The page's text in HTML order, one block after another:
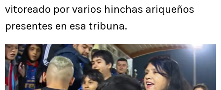
vitoreado por varios hinchas ariqueños
presentes en esa tribuna.